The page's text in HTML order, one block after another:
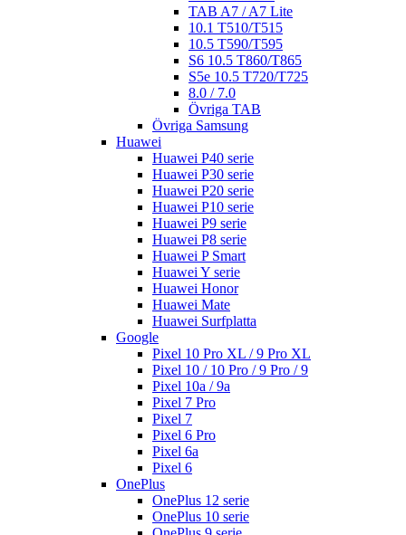
TAB A7 / A7 Lite
10.1 T510/T515
10.5 T590/T595
S6 10.5 T860/T865
S5e 10.5 T720/T725
8.0 / 7.0
Övriga TAB
Övriga Samsung
Huawei
Huawei P40 serie
Huawei P30 serie
Huawei P20 serie
Huawei P10 serie
Huawei P9 serie
Huawei P8 serie
Huawei P Smart
Huawei Y serie
Huawei Honor
Huawei Mate
Huawei Surfplatta
Google
Pixel 10 Pro XL / 9 Pro XL
Pixel 10 / 10 Pro / 9 Pro / 9
Pixel 10a / 9a
Pixel 7 Pro
Pixel 7
Pixel 6 Pro
Pixel 6a
Pixel 6
OnePlus
OnePlus 12 serie
OnePlus 10 serie